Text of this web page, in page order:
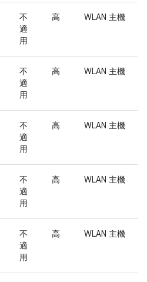
不
適
用
高 WLAN 主機
不
適
用
高 WLAN 主機
不
適
用
高 WLAN 主機
不
適
用
高 WLAN 主機
不
適
用
高 WLAN 主機